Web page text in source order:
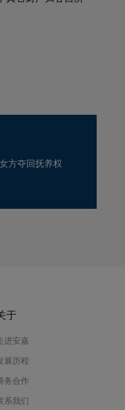
方夺回抚养权
于
进安嘉
展历程
务合作
系我们